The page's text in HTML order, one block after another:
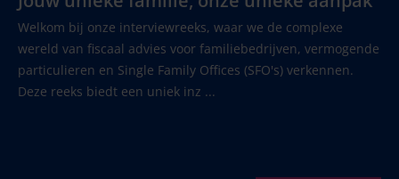
Welkom bij onze interviewreeks, waar we de complexe
wereld van fiscaal advies voor familiebedrijven, vermogende
particulieren en Single Family Offices (SFO's) verkennen.
Deze reeks biedt een uniek inz ...